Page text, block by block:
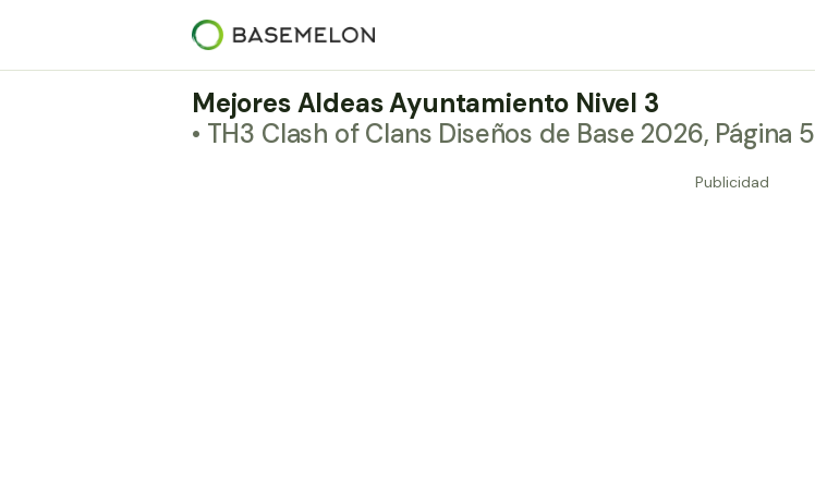
Mejores Aldeas Ayuntamiento Nivel 3
• TH3 Clash of Clans Diseños de Base 2026, Página 5
Publicidad